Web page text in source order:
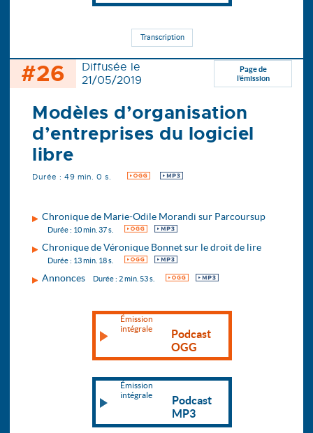
Transcription
#26
Diffusée le
21/05/2019
Page de
l’émission
Modèles d’organisation
d’entreprises du logiciel
libre
Durée : 49 min. 0 s. OGG MP3
Chronique de Marie-Odile Morandi sur Parcoursup
Durée : 10 min. 37 s. OGG MP3
Chronique de Véronique Bonnet sur le droit de lire
Durée : 13 min. 18 s. OGG MP3
Annonces Durée : 2 min. 53 s. OGG MP3
Émission
intégrale
Podcast
OGG
Émission
intégrale
Podcast
MP3